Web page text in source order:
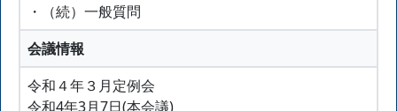
・（続）一般質問
会議情報
令和４年３月定例会
令和4年3月7日(本会議)